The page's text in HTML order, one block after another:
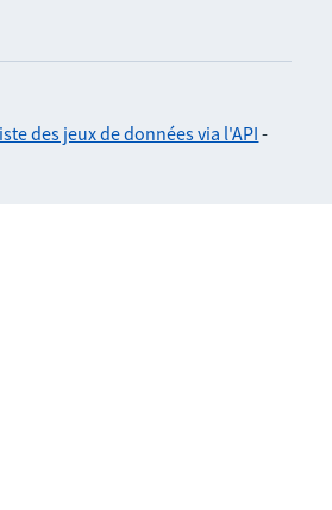
des jeux de données via l'API -